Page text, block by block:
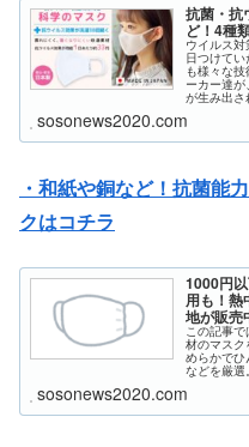
抗菌・抗
ど！4種
ウイルス
日つけて
も様々な
ーカー達
が生み出さ
sosonews2020.com
・和紙や銅など！抗菌能
クはコチラ
1000円
用も！
地が販売
この記事
材のマス
めらかで
などを厳選。
sosonews2020.com